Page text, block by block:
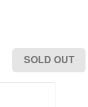
SOLD OUT